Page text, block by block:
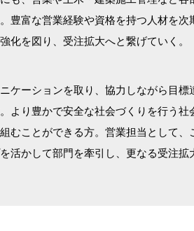
豊富な営業経験や資格を持つ人材を次
化を図り、受注拡大へと繋げていく。
ケーションを取り、協力しながら目
より豊かで安全な社会づくりを行う社
むことができる方。営業担当として、
活かして部門を牽引し、更なる受注拡